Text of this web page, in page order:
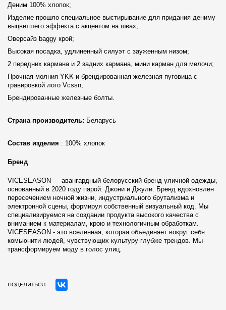
Деним 100% хлопок;
Изделие прошло специальное выстирывание для придания дениму
выцветшего эффекта с акцентом на швах;
Оверсайз baggy крой;
Высокая посадка, удлиненный силуэт с зауженным низом;
2 передних кармана и 2 задних кармана, мини карман для мелочи;
Прочная молния YKK и брендированная железная пуговица с
гравировкой лого Vcssn;
Брендированные железные болты.
Страна производитель: Беларусь
Состав изделия : 100% хлопок
Бренд
VICESEASON — авангардный белорусский бренд уличной одежды,
основанный в 2020 году парой: Джони и Джули. Бренд вдохновлен
пересечением ночной жизни, индустриального брутализма и
электронной сцены, формируя собственный визуальный код. Мы
специализируемся на создании продукта высокого качества с
вниманием к материалам, крою и технологичным обработкам.
VICESEASON - это вселенная, которая объединяет вокруг себя
комьюнити людей, чувствующих культуру глубже трендов. Мы
трансформируем моду в голос улиц.
ПОДЕЛИТЬСЯ: